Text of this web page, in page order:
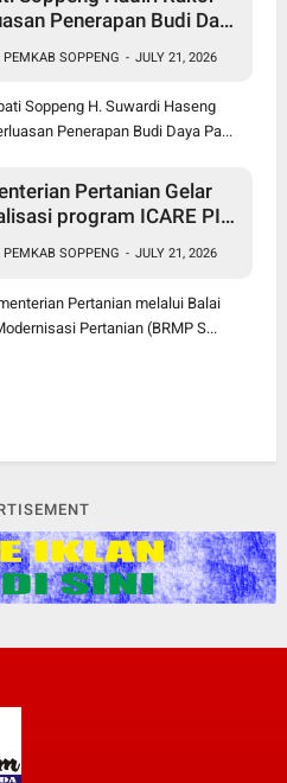
Penerapan Budi Daya
PEMKAB SOPPENG - JULY 21, 2026
Soppeng H. Suwardi Haseng
Penerapan Budi Daya Pa...
Pertanian Gelar
program ICARE PIU
PEMKAB SOPPENG - JULY 21, 2026
Pertanian melalui Balai
Pertanian (BRMP S...